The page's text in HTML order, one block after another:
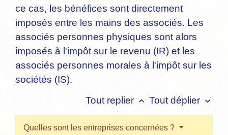
ce cas, les bénéfices sont directement
imposés entre les mains des associés. Les
associés personnes physiques sont alors
imposés à l'impôt sur le revenu (IR) et les
associés personnes morales à l'impôt sur les
sociétés (IS).
Tout replier keyboard_arrow_up Tout déplier keyboard_arrow_down
Quelles sont les entreprises concernées ?